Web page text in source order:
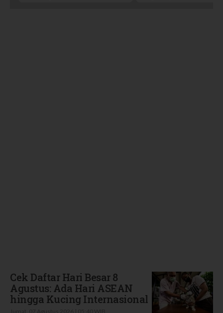
Cek Daftar Hari Besar 8
Agustus: Ada Hari ASEAN
hingga Kucing Internasional